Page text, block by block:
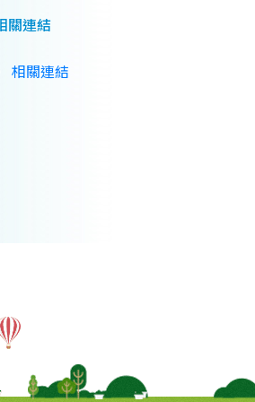
關連結
相關連結